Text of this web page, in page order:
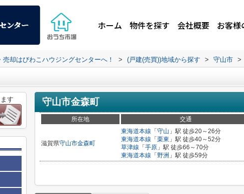
ホーム 物件を探す 会社概要 お客様
却はびわこハウジングセンターへ！ > (戸建(売買))地域から探す > 守山市 >
守山市金森町
所在地 交通
滋賀県守山市金森町
東海道本線 「 守山 」駅 徒歩20～26分
東海道本線 「 栗東 」駅 徒歩40～52分
草津線 「 手原 」駅 徒歩66～70分
東海道本線 「 野洲 」駅 徒歩59分
す